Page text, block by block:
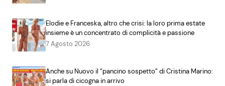
Elodie e Franceska, altro che crisi: la loro prima estate
insieme è un concentrato di complicità e passione
7 Agosto 2026
Anche su Nuovo il “pancino sospetto” di Cristina Marino:
si parla di cicogna in arrivo